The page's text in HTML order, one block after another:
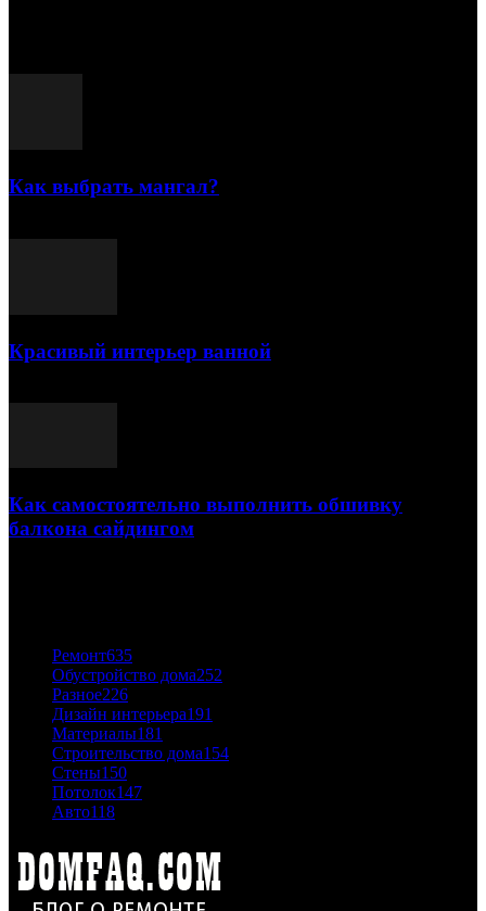
Как выбрать мангал?
Красивый интерьер ванной
Как самостоятельно выполнить обшивку
балкона сайдингом
Ремонт635
Обустройство дома252
Разное226
Дизайн интерьера191
Материалы181
Строительство дома154
Стены150
Потолок147
Авто118